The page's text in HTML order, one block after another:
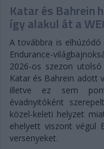
Katar és Bahrein
így alakul át a
A továbbra is
Endurance-
2026-os szezon
Katar és Bahrein adott
illetve ez sem
évadnyitóként
közel-keleti helyzet
ehelyett viszont végül
versenyeket.